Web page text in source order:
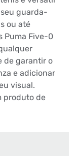
guarda-
ou até
Puma Five-0
de garantir o
e adicionar
visual.
produto de